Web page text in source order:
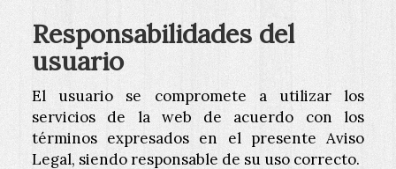
Responsabilidades del
usuario
El usuario se compromete a utilizar los
servicios de la web de acuerdo con los
términos expresados en el presente Aviso
Legal, siendo responsable de su uso correcto.